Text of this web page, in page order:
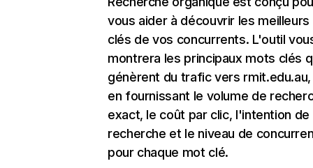
vous aider à découvrir les
clés de vos concurrents. L'outil
montrera les principaux mots clés
génèrent du trafic vers
en fournissant le volume de
exact, le coût par clic, l'intention de
recherche et le niveau de
pour chaque mot clé.